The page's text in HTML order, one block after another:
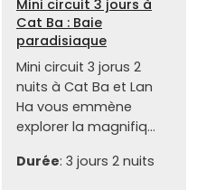
Mini circuit 3 jours à
Cat Ba : Baie
paradisiaque
Mini circuit 3 jorus 2
nuits à Cat Ba et Lan
Ha vous emmène
explorer la magnifiq...
Durée: 3 jours 2 nuits